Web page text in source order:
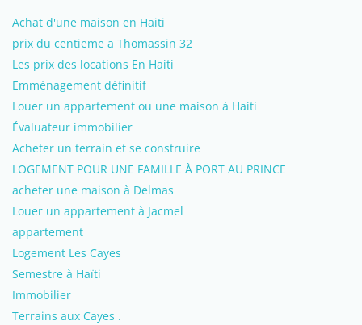
Achat d'une maison en Haiti
prix du centieme a Thomassin 32
Les prix des locations En Haiti
Emménagement définitif
Louer un appartement ou une maison à Haiti
Évaluateur immobilier
Acheter un terrain et se construire
LOGEMENT POUR UNE FAMILLE À PORT AU PRINCE
acheter une maison à Delmas
Louer un appartement à Jacmel
appartement
Logement Les Cayes
Semestre à Haïti
Immobilier
Terrains aux Cayes .